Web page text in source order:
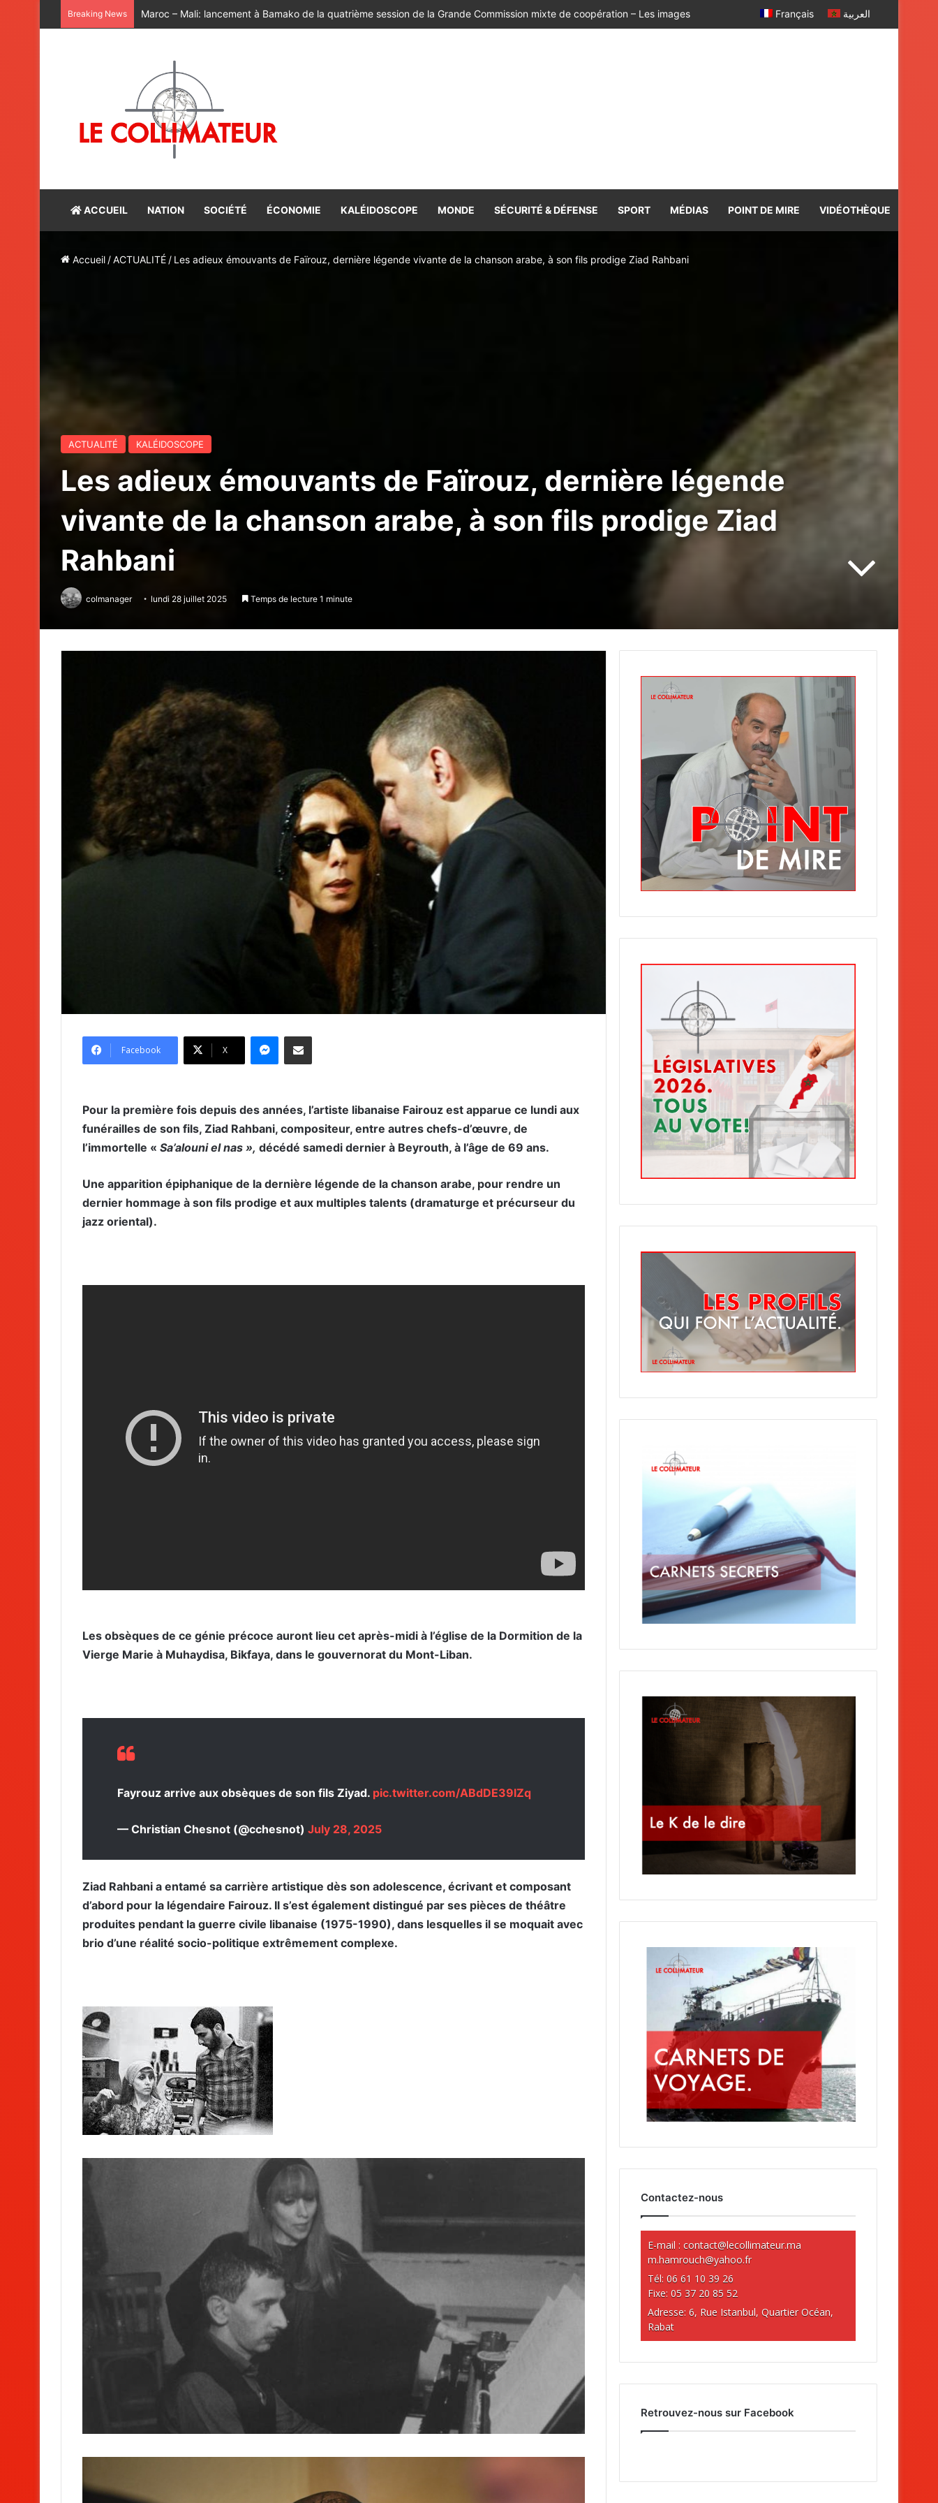
Breaking News Français العربية
ACCUEIL NATION SOCIÉTÉ ÉCONOMIE KALÉIDOSCOPE MONDE SÉCURITÉ & DÉFENSE SPORT MÉDIAS POINT DE MIRE VIDÉOTHÈQUE
Accueil /ACTUALITÉ / Les adieux émouvants de Faïrouz, dernière légende vivante de la chanson arabe, à son fils prodige Ziad Rahbani
ACTUALITÉ KALÉIDOSCOPE
Les adieux émouvants de Faïrouz, dernière légende
vivante de la chanson arabe, à son fils prodige Ziad
Rahbani
colmanager lundi 28 juillet 2025 Temps de lecture 1 minute
Facebook X
Pour la première fois depuis des années, l’artiste libanaise Fairouz est apparue ce lundi aux
funérailles de son fils, Ziad Rahbani, compositeur, entre autres chefs-d’œuvre, de
l’immortelle « Sa’alouni el nas », décédé samedi dernier à Beyrouth, à l’âge de 69 ans.
Une apparition épiphanique de la dernière légende de la chanson arabe, pour rendre un
dernier hommage à son fils prodige et aux multiples talents (dramaturge et précurseur du
jazz oriental).
Les obsèques de ce génie précoce auront lieu cet après-midi à l’église de la Dormition de la
Vierge Marie à Muhaydisa, Bikfaya, dans le gouvernorat du Mont-Liban.
Fayrouz arrive aux obsèques de son fils Ziyad. pic.twitter.com/ABdDE39lZq
— Christian Chesnot (@cchesnot) July 28, 2025
Ziad Rahbani a entamé sa carrière artistique dès son adolescence, écrivant et composant
d’abord pour la légendaire Fairouz. Il s’est également distingué par ses pièces de théâtre
produites pendant la guerre civile libanaise (1975-1990), dans lesquelles il se moquait avec
brio d’une réalité socio-politique extrêmement complexe.
Contactez-nous
E-mail :contact@lecollimateur.ma
m.hamrouch@yahoo.fr
Tél: 06 61 10 39 26
Fixe: 05 37 20 85 52
Adresse: 6, Rue Istanbul, Quartier Océan,
Rabat
Retrouvez-nous sur Facebook